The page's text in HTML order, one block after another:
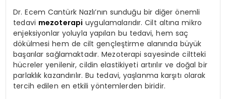
Dr. Ecem Cantürk Nazlı’nın sunduğu bir diğer önemli
tedavi mezoterapi uygulamalarıdır. Cilt altına mikro
enjeksiyonlar yoluyla yapılan bu tedavi, hem saç
dökülmesi hem de cilt gençleştirme alanında büyük
başarılar sağlamaktadır. Mezoterapi sayesinde ciltteki
hücreler yenilenir, cildin elastikiyeti artırılır ve doğal bir
parlaklık kazandırılır. Bu tedavi, yaşlanma karşıtı olarak
tercih edilen en etkili yöntemlerden biridir.